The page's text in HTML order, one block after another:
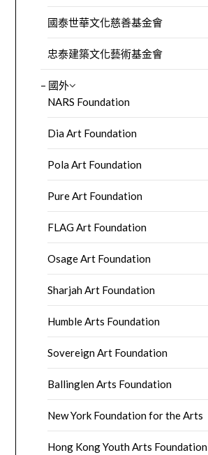
國泰世華文化慈善基金會
忠泰建築文化藝術基金會
– 國外
NARS Foundation
Dia Art Foundation
Pola Art Foundation
Pure Art Foundation
FLAG Art Foundation
Osage Art Foundation
Sharjah Art Foundation
Humble Arts Foundation
Sovereign Art Foundation
Ballinglen Arts Foundation
New York Foundation for the Arts
Hong Kong Youth Arts Foundation